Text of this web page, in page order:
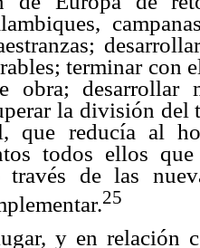
terminar con
obra; desarrollar
la división del
que reducía al
todos ellos
través de las
25
y en relación